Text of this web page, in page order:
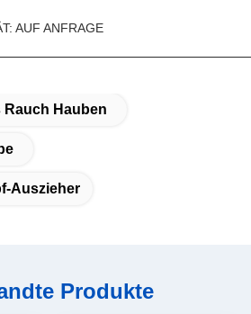
AUF ANFRAGE
Rauch Hauben
Auszieher
Produkte